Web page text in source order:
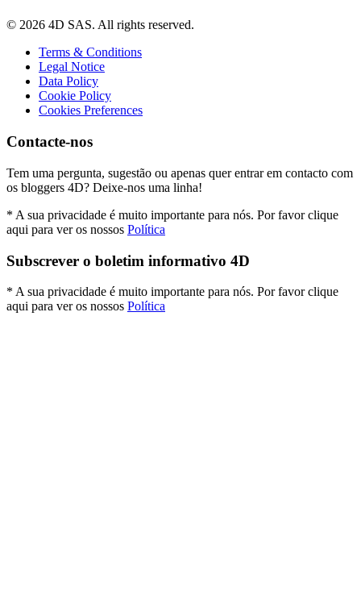
© 2026 4D SAS. All rights reserved.
Terms & Conditions
Legal Notice
Data Policy
Cookie Policy
Cookies Preferences
Contacte-nos
Tem uma pergunta, sugestão ou apenas quer entrar em contacto com
os bloggers 4D? Deixe-nos uma linha!
* A sua privacidade é muito importante para nós. Por favor clique
aqui para ver os nossos Política
Subscrever o boletim informativo 4D
* A sua privacidade é muito importante para nós. Por favor clique
aqui para ver os nossos Política